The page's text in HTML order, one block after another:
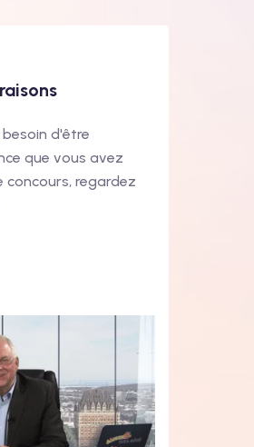
d'être
que vous avez
regardez